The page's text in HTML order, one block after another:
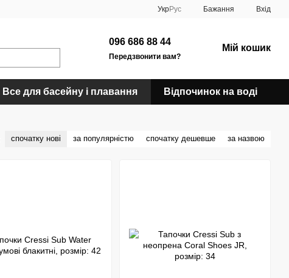
УкрРус Бажання Вхід
096 686 88 44
Передзвонити вам?
Мій кошик
Все для басейну і плавання Відпочинок на воді
спочатку нові за популярністю спочатку дешевше за назвою